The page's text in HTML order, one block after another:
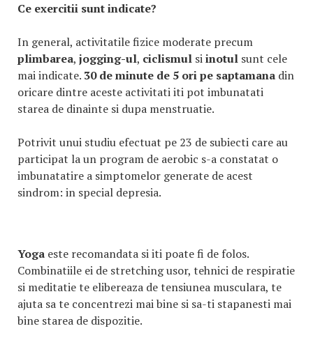
Ce exercitii sunt indicate?
In general, activitatile fizice moderate precum
plimbarea, jogging-ul, ciclismul siinotul sunt cele
mai indicate. 30 de minute de 5 ori pe saptamana din
oricare dintre aceste activitati iti pot imbunatati
starea de dinainte si dupa menstruatie.
Potrivit unui studiu efectuat pe 23 de subiecti care au
participat la un program de aerobic s-a constatat o
imbunatatire a simptomelor generate de acest
sindrom: in special depresia.
Yoga este recomandata si iti poate fi de folos.
Combinatiile ei de stretching usor, tehnici de respiratie
si meditatie te elibereaza de tensiunea musculara, te
ajuta sa te concentrezi mai bine si sa-ti stapanesti mai
bine starea de dispozitie.